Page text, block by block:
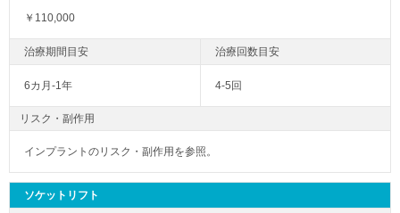
￥110,000
6カ月-1年 4-5回
リスク・副作用
インプラントのリスク・副作用を参照。
ソケットリフト